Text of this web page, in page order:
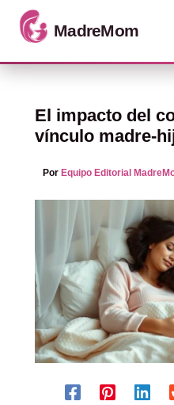
Ir al contenido
El impacto del
vínculo madre-
Por Equipo Editorial